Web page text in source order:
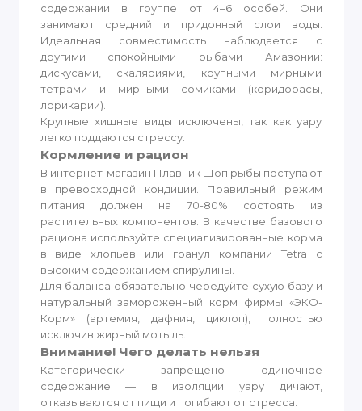
содержании в группе от 4–6 особей. Они
занимают средний и придонный слои воды.
Идеальная совместимость наблюдается с
другими спокойными рыбами Амазонии:
дискусами, скаляриями, крупными мирными
тетрами и мирными сомиками (коридорасы,
лорикарии).
Крупные хищные виды исключены, так как уару
легко поддаются стрессу.
Кормление и рацион
В интернет-магазин Плавник Шоп рыбы поступают
в превосходной кондиции. Правильный режим
питания должен на 70-80% состоять из
растительных компонентов. В качестве базового
рациона используйте специализированные корма
в виде хлопьев или гранул компании Tetra с
высоким содержанием спирулины.
Для баланса обязательно чередуйте сухую базу и
натуральный замороженный корм фирмы «ЭКО-
Корм» (артемия, дафния, циклоп), полностью
исключив жирный мотыль.
Внимание! Чего делать нельзя
Категорически запрещено одиночное
содержание — в изоляции уару дичают,
отказываются от пищи и погибают от стресса.